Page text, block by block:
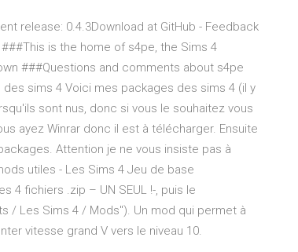
release: 0.4.3Download at GitHub - Feedback
is the home of s4pe, the Sims 4
###Questions and comments about s4pe
sims 4 Voici mes packages des sims 4 (il y
sont nus, donc si vous le souhaitez vous
ayez Winrar donc il est à télécharger. Ensuite
Attention je ne vous insiste pas à
utiles - Les Sims 4 Jeu de base
4 fichiers .zip – UN SEUL !-, puis le
/ Les Sims 4 / Mods"). Un mod qui permet à
vitesse grand V vers le niveau 10.